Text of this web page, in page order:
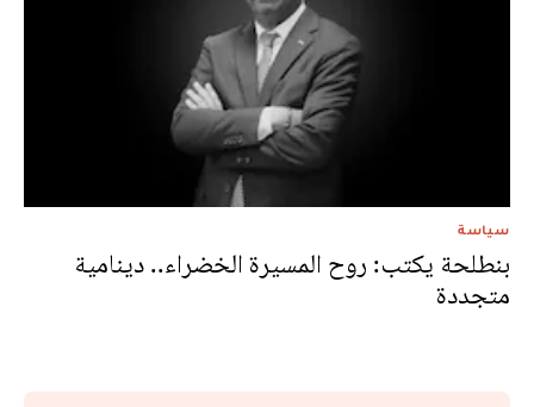
سياسة
بنطلحة يكتب: روح المسيرة الخضراء.. دينامية
متجددة